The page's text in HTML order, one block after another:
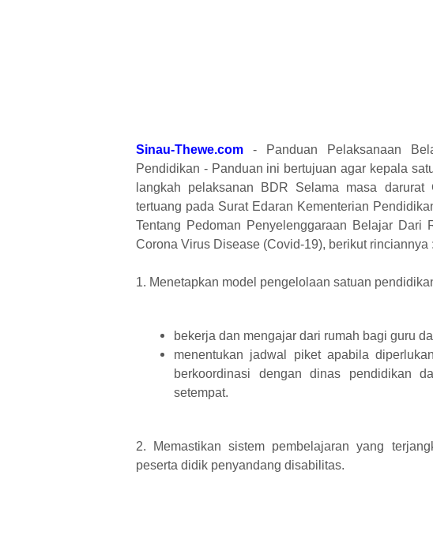
Sinau-Thewe.com - Panduan Pelaksanaan
Pendidikan - Panduan ini bertujuan agar kepala
langkah pelaksanan BDR Selama masa darurat
tertuang pada Surat Edaran Kementerian
Tentang Pedoman Penyelenggaraan Belajar Dari
Corona Virus Disease (Covid-19), berikut rinciannya :
1. Menetapkan model pengelolaan satuan
bekerja dan mengajar dari rumah bagi guru
menentukan jadwal piket apabila
berkoordinasi dengan dinas pendidikan
setempat.
2. Memastikan sistem pembelajaran yang
peserta didik penyandang disabilitas.